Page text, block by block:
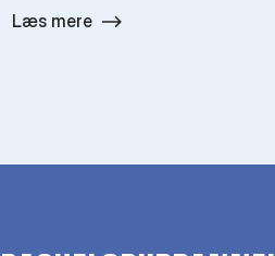
Læs mere